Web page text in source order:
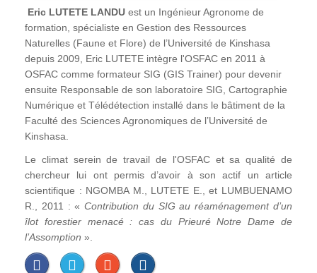
Eric LUTETE LANDU est un Ingénieur Agronome de
formation, spécialiste en Gestion des Ressources
Naturelles (Faune et Flore) de l’Université de Kinshasa
depuis 2009, Eric LUTETE intègre l'OSFAC en 2011 à
OSFAC comme formateur SIG (GIS Trainer) pour devenir
ensuite Responsable de son laboratoire SIG, Cartographie
Numérique et Télédétection installé dans le bâtiment de la
Faculté des Sciences Agronomiques de l’Université de
Kinshasa.
Le climat serein de travail de l'OSFAC et sa qualité de
chercheur lui ont permis d’avoir à son actif un article
scientifique : NGOMBA M., LUTETE E., et LUMBUENAMO
R., 2011 : «Contribution du SIG au réaménagement d’un
îlot forestier menacé : cas du Prieuré Notre Dame de
l’Assomption ».